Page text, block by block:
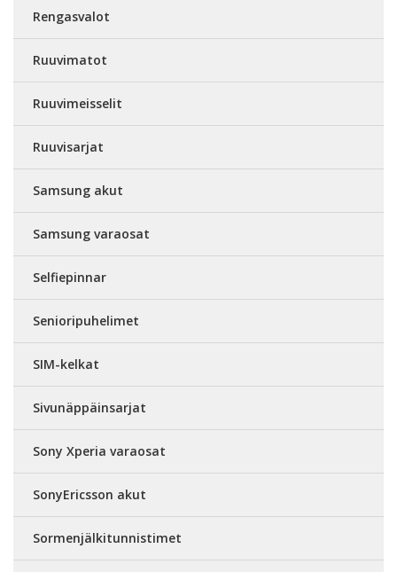
Rengasvalot
Ruuvimatot
Ruuvimeisselit
Ruuvisarjat
Samsung akut
Samsung varaosat
Selfiepinnar
Senioripuhelimet
SIM-kelkat
Sivunäppäinsarjat
Sony Xperia varaosat
SonyEricsson akut
Sormenjälkitunnistimet